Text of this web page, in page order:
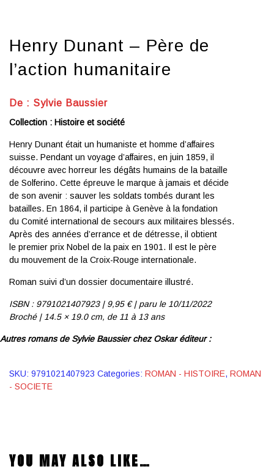
Henry Dunant – Père de
l’action humanitaire
De : Sylvie Baussier
Collection : Histoire et société
Henry Dunant était un humaniste et homme d’affaires
suisse. Pendant un voyage d’affaires, en juin 1859, il
découvre avec horreur les dégâts humains de la bataille
de Solferino. Cette épreuve le marque à jamais et décide
de son avenir : sauver les soldats tombés durant les
batailles. En 1864, il participe à Genève à la fondation
du Comité international de secours aux militaires blessés.
Après des années d’errance et de détresse, il obtient
le premier prix Nobel de la paix en 1901. Il est le père
du mouvement de la Croix-Rouge internationale.
Roman suivi d’un dossier documentaire illustré.
ISBN : 9791021407923 | 9,95 € | paru le 10/11/2022
Broché | 14.5 × 19.0 cm, de 11 à 13 ans
Autres romans de Sylvie Baussier chez Oskar éditeur :
SKU: 9791021407923 Categories: ROMAN - HISTOIRE, ROMAN
- SOCIETE
YOU MAY ALSO LIKE…